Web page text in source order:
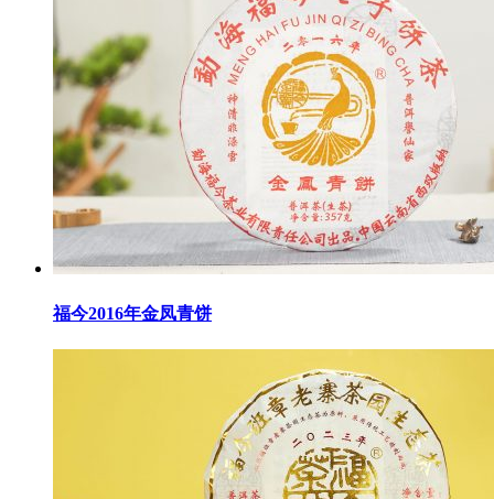
福今2016年金凤青饼